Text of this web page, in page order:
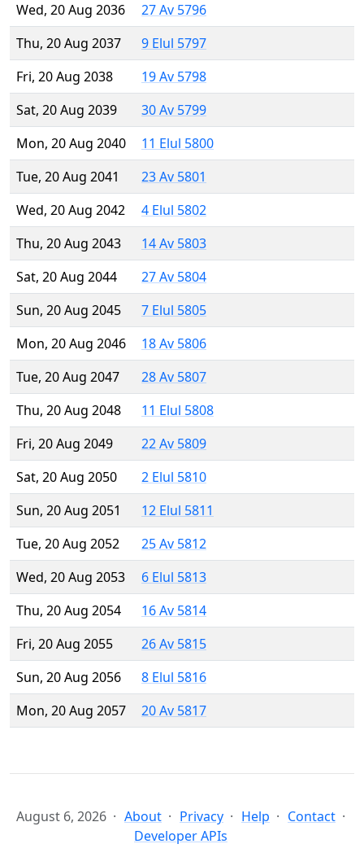
Wed, 20 Aug 2036
27 Av 5796
Thu, 20 Aug 2037
9 Elul 5797
Fri, 20 Aug 2038
19 Av 5798
Sat, 20 Aug 2039
30 Av 5799
Mon, 20 Aug 2040
11 Elul 5800
Tue, 20 Aug 2041
23 Av 5801
Wed, 20 Aug 2042
4 Elul 5802
Thu, 20 Aug 2043
14 Av 5803
Sat, 20 Aug 2044
27 Av 5804
Sun, 20 Aug 2045
7 Elul 5805
Mon, 20 Aug 2046
18 Av 5806
Tue, 20 Aug 2047
28 Av 5807
Thu, 20 Aug 2048
11 Elul 5808
Fri, 20 Aug 2049
22 Av 5809
Sat, 20 Aug 2050
2 Elul 5810
Sun, 20 Aug 2051
12 Elul 5811
Tue, 20 Aug 2052
25 Av 5812
Wed, 20 Aug 2053
6 Elul 5813
Thu, 20 Aug 2054
16 Av 5814
Fri, 20 Aug 2055
26 Av 5815
Sun, 20 Aug 2056
8 Elul 5816
Mon, 20 Aug 2057
20 Av 5817
August 6, 2026 About Privacy Help
Contact
Developer APIs